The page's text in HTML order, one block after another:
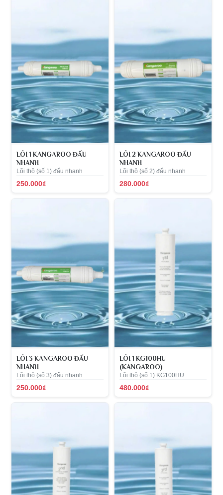
LÕI 1 KANGAROO ĐẤU
NHANH
Lõi thô (số 1) đấu nhanh
250.000₫
LÕI 2 KANGAROO ĐẤU
NHANH
Lõi thô (số 2) đấu nhanh
280.000₫
LÕI 3 KANGAROO ĐẤU
NHANH
Lõi thô (số 3) đấu nhanh
250.000₫
LÕI 1 KG100HU
(KANGAROO)
Lõi thô (số 1) KG100HU
480.000₫